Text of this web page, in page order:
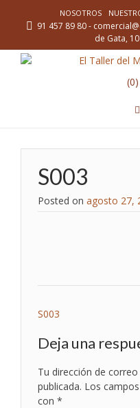
NOSOTROS
91 457 89 80 -
de Gata, 10
(0)
S003
Posted on agosto 27,
Navegación
de
entradas
S003
Deja una
Tu dirección de
publicada. Los
con *